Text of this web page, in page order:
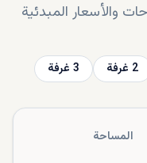
والأسعار المبدئية
2 غرفة 3 غرفة
المساحة